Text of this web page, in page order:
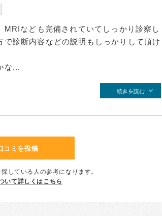
なども完備されていてしっかり診察し
診断内容などの説明もしっかりして頂け
な...
続きを読む
コミを投稿
している人の参考になります。
いて詳しくはこちら